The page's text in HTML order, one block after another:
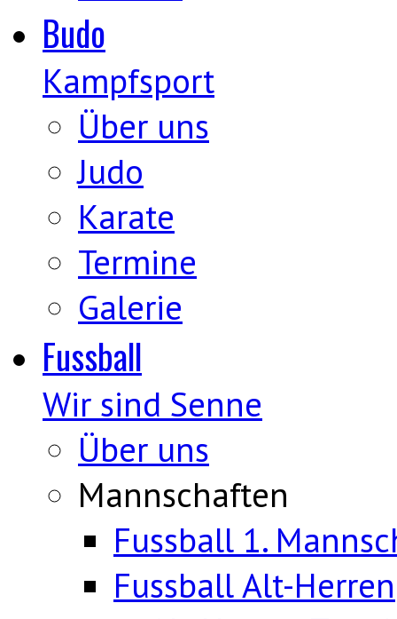
Budo
Kampfsport
Über uns
Judo
Karate
Termine
Galerie
Fussball
Wir sind Senne
Über uns
Mannschaften
Fussball 1.
Fussball Alt-Herren